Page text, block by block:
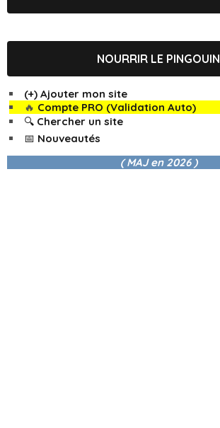
NOURRIR LE PINGOUIN
(+) Ajouter mon site
🔥 Compte PRO (Validation Auto)
🔍 Chercher un site
📅 Nouveautés
( MAJ en 2026 )